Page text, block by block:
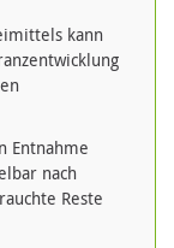
kann
Entnahme
nach
Reste